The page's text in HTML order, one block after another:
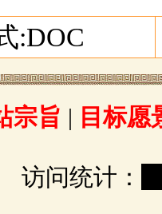
:DOC
宗旨 | 目标愿
访问统计：